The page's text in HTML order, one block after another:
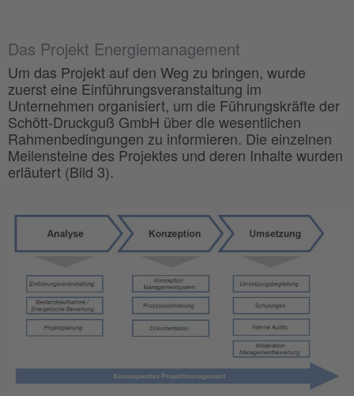
Das Projekt Energiemanagement
Um das Projekt auf den Weg zu bringen, wurde
zuerst eine Einführungsveranstaltung im
Unternehmen organisiert, um die Führungskräfte der
Schött-Druckguß GmbH über die wesentlichen
Rahmenbedingungen zu informieren. Die einzelnen
Meilensteine des Projektes und deren Inhalte wurden
erläutert (Bild 3).